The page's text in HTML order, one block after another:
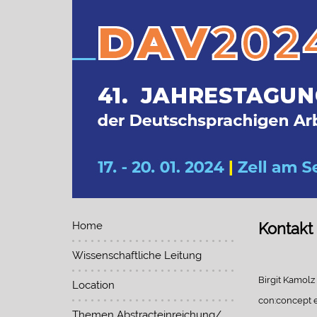
Home
Wissenschaftliche Leitung
Location
Kontakt
Birgit Kamolz
con:concept